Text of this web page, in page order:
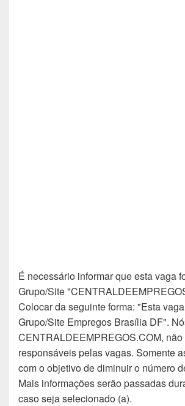
É necessário informar que esta vaga
Grupo/Site
Colocar da seguinte forma: "Esta
Grupo/Site Empregos Brasília DF".
CENTRALDEEMPREGOS.COM,
responsáveis pelas vagas. Somente
com o objetivo de diminuir o número
Mais informações serão passadas
caso seja selecionado (a).